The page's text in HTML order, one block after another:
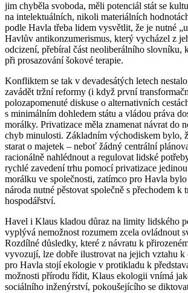
jim chyběla svoboda, měli potenciál stát se
na intelektuálních, nikoli materiálních
podle Havla třeba lidem vysvětlit, že je nutné
Havlův antikonzumerismus, který vycházel z
odcizení, přebíral část neoliberálního slovníku,
při prosazování šokové terapie.
Konfliktem se tak v devadesátých letech
zavádět tržní reformy (i když první
polozapomenuté diskuse o alternativních
s minimálním dohledem státu a vládou práva
morálky. Privatizace měla znamenat návrat do
chyb minulosti. Základním východiskem bylo,
starat o majetek – neboť žádný centrální
racionálně nahlédnout a regulovat lidské
rychlé zavedení trhu pomocí privatizace
morálku ve společnosti, zatímco pro Havla
národa nutné pěstovat společně s přechodem k
hospodářství.
Havel i Klaus kladou důraz na limity lidského
vyplývá nemožnost rozumem zcela ovládnout
Rozdílné důsledky, které z návratu k
vyvozují, lze dobře ilustrovat na jejich vztahu
pro Havla stojí ekologie v protikladu k
možnosti přírodu řídit, Klaus ekologii vnímá
sociálního inženýrství, pokoušejícího se